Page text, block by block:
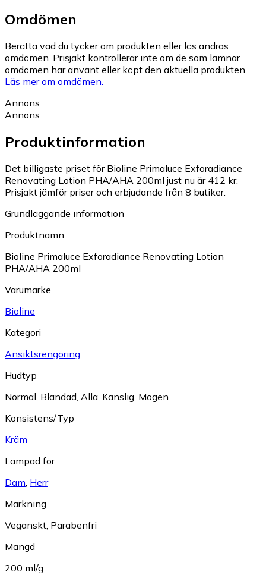
Omdömen
Berätta vad du tycker om produkten eller läs andras
omdömen. Prisjakt kontrollerar inte om de som lämnar
omdömen har använt eller köpt den aktuella produkten.
Läs mer om omdömen.
Annons
Annons
Produktinformation
Det billigaste priset för Bioline Primaluce Exforadiance
Renovating Lotion PHA/AHA 200ml just nu är 412 kr.
Prisjakt jämför priser och erbjudande från 8 butiker.
Grundläggande information
Produktnamn
Bioline Primaluce Exforadiance Renovating Lotion
PHA/AHA 200ml
Varumärke
Bioline
Kategori
Ansiktsrengöring
Hudtyp
Normal, Blandad, Alla, Känslig, Mogen
Konsistens/Typ
Kräm
Lämpad för
Dam, Herr
Märkning
Veganskt, Parabenfri
Mängd
200 ml/g